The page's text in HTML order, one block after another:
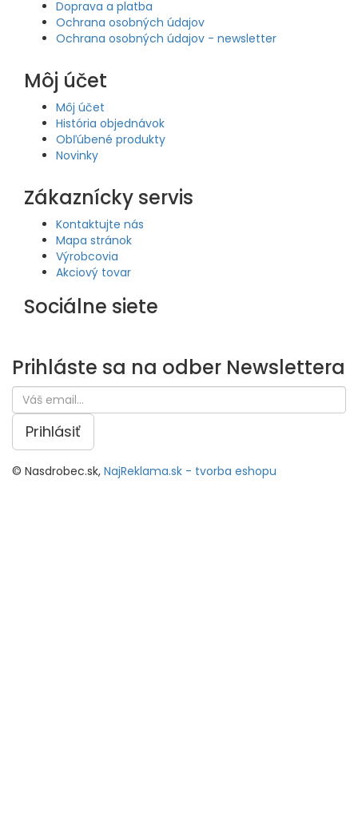
Doprava a platba
Ochrana osobných údajov
Ochrana osobných údajov - newsletter
Môj účet
Môj účet
História objednávok
Obľúbené produkty
Novinky
Zákaznícky servis
Kontaktujte nás
Mapa stránok
Výrobcovia
Akciový tovar
Sociálne siete
Prihláste sa na odber Newslettera
Prihlásiť
© Nasdrobec.sk, NajReklama.sk - tvorba eshopu